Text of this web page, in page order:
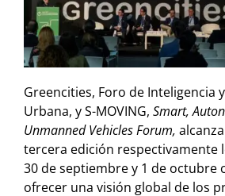
Greencities, Foro de Inteligencia
Urbana, y S-MOVING, Smart,
Unmanned Vehicles Forum,
tercera edición respectivamente
30 de septiembre y 1 de octubre
ofrecer una visión global de los